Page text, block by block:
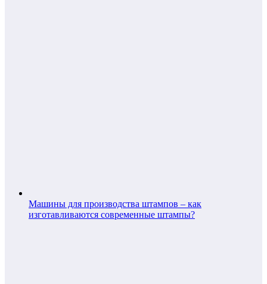
Машины для производства штампов – как
изготавливаются современные штампы?